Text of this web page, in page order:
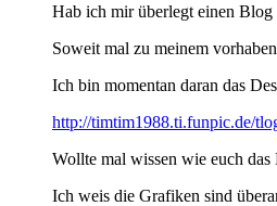
Hab ich mir überlegt einen Blog
Soweit mal zu meinem
Ich bin momentan daran das
http://timtim1988.ti.funpic.de/
Wollte mal wissen wie euch das
Ich weis die Grafiken sind